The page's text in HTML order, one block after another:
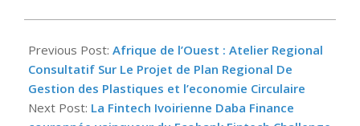
09-
20
Previous Post: Afrique de l’Ouest : Atelier Regional
Consultatif Sur Le Projet de Plan Regional De
Gestion des Plastiques et l’economie Circulaire
Next Post: La Fintech Ivoirienne Daba Finance